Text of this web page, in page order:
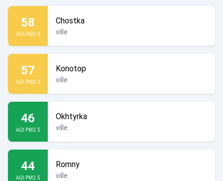
58
AQI PM2.5
Chostka
ville
57
AQI PM2.5
Konotop
ville
46
AQI PM2.5
Okhtyrka
ville
44
AQI PM2.5
Romny
ville